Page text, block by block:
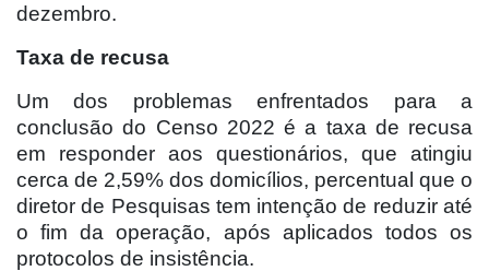
dezembro.
Taxa de recusa
Um dos problemas enfrentados para a
conclusão do Censo 2022 é a taxa de recusa
em responder aos questionários, que atingiu
cerca de 2,59% dos domicílios, percentual que o
diretor de Pesquisas tem intenção de reduzir até
o fim da operação, após aplicados todos os
protocolos de insistência.